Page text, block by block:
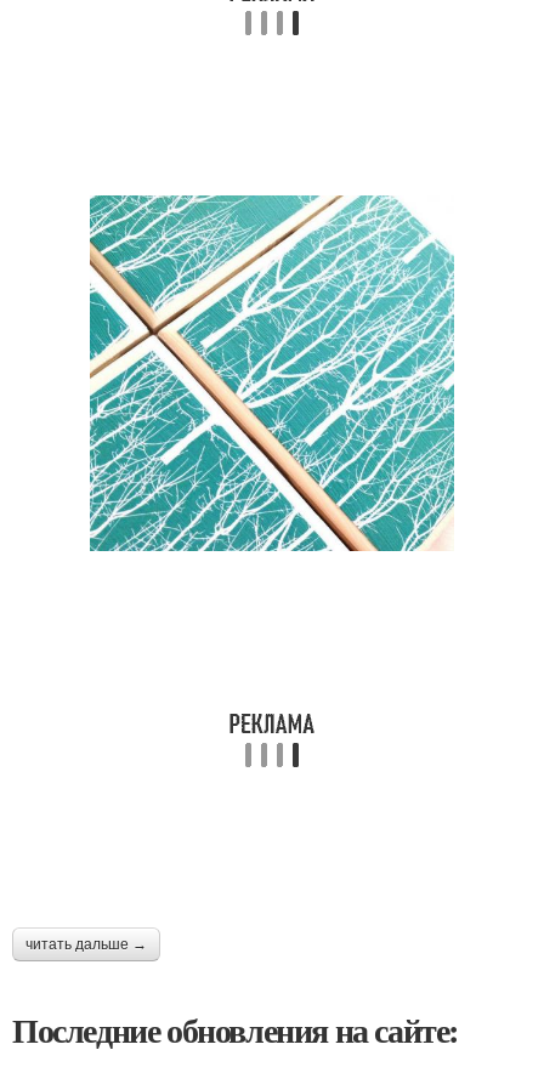
читать дальше →
Последние обновления на сайте: